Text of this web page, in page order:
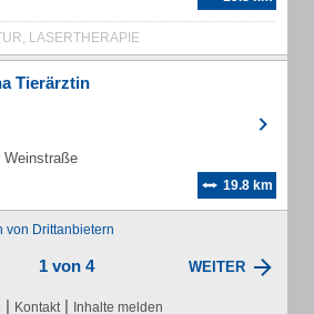
LASERTHERAPIE
Tierärztin
Weinstraße
19.8 km
von Drittanbietern
1 von 4 WEITER
| Kontakt | Inhalte melden